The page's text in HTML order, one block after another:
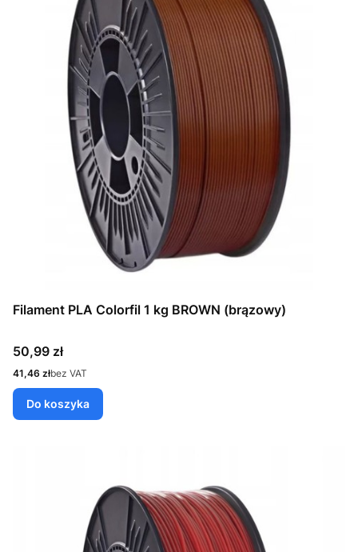
Filament PLA Colorfil 1 kg BROWN (brązowy)
Cena
50,99 zł
Cena
41,46 złbez VAT
Do koszyka